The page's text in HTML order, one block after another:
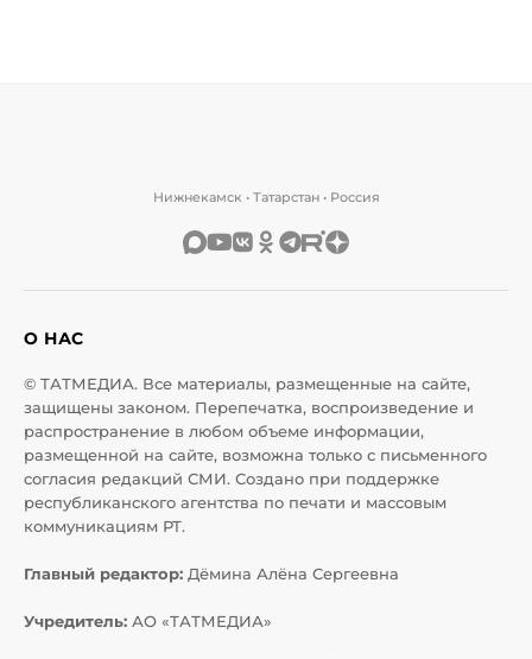
Нижнекамск • Татарстан • Россия
О НАС
© ТАТМЕДИА. Все материалы, размещенные на сайте,
защищены законом. Перепечатка, воспроизведение и
распространение в любом объеме информации,
размещенной на сайте, возможна только с письменного
согласия редакций СМИ. Создано при поддержке
республиканского агентства по печати и массовым
коммуникациям РТ.
Главный редактор: Дёмина Алёна Сергеевна
Учредитель: АО «ТАТМЕДИА»